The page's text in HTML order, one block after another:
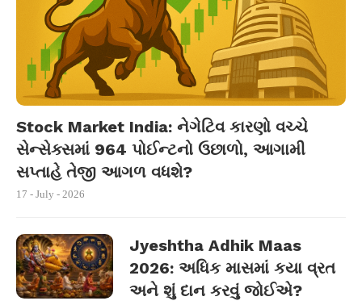
Stock Market India: નેગેટિવ કારણો વચ્ચે
સેન્સેક્સમાં 964 પોઈન્ટનો ઉછાળો, આગામી
સપ્તાહે તેજી આગળ વધશે?
17 - July - 2026
Jyeshtha Adhik Maas
2026: અધિક માસમાં કયા વ્રત
અને શું દાન કરવું જોઈએ?